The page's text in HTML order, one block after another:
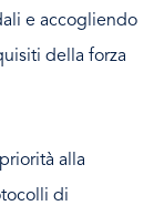
e accogliendo
della forza
alla
di